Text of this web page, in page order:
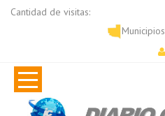
Cantidad de visitas: